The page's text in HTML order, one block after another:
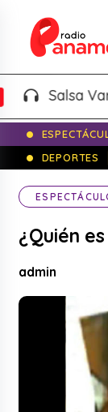
Salsa
DEPORTES
¿Quién
admin